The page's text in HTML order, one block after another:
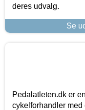
deres udvalg.
Se
Pedalatleten.dk er
cykelforhandler med